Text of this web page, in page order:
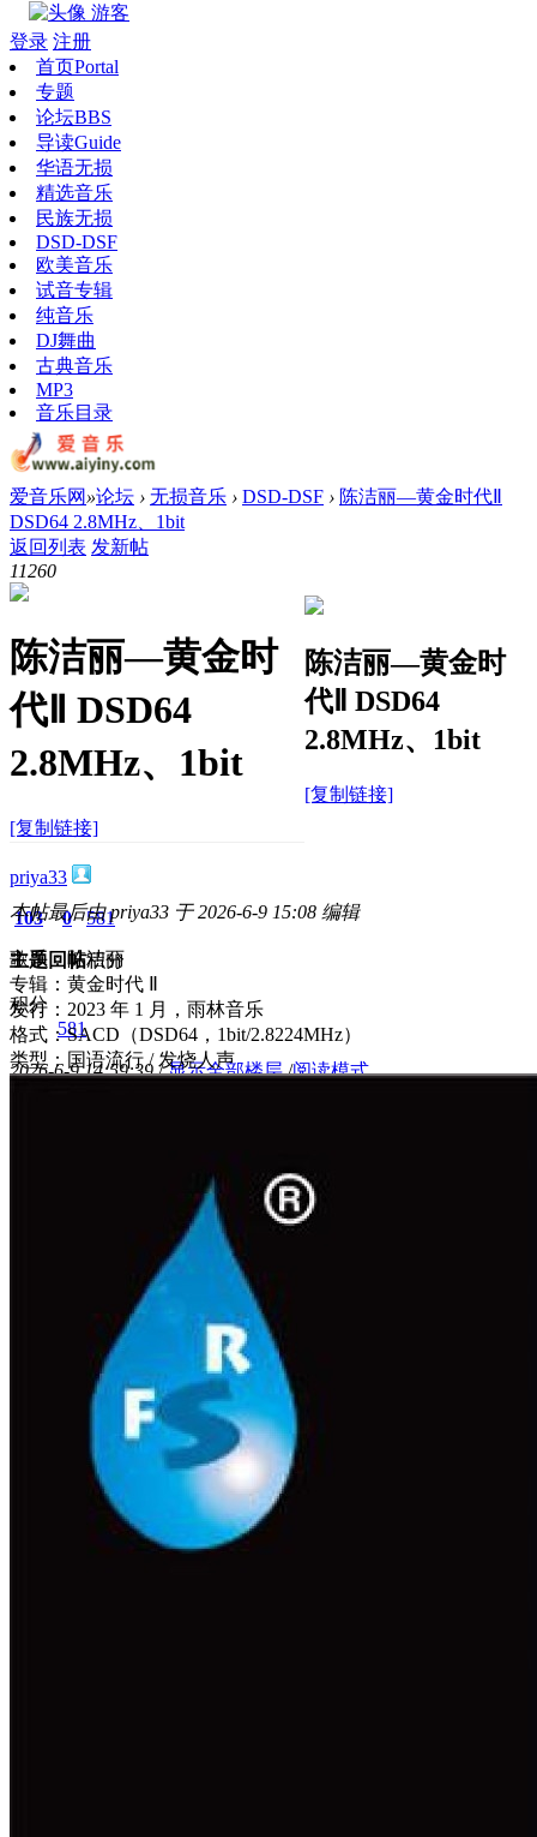
游客
登录 注册
首页Portal
专题
论坛BBS
导读Guide
华语无损
精选音乐
民族无损
DSD-DSF
欧美音乐
试音专辑
纯音乐
DJ舞曲
古典音乐
MP3
音乐目录
爱音乐网 »论坛 › 无损音乐 › DSD-DSF › 陈洁丽—黄金时代Ⅱ
DSD64 2.8MHz、1bit
返回列表 发新帖
11260
陈洁丽—黄金时
代Ⅱ DSD64
2.8MHz、1bit
[复制链接]
陈洁丽—黄金时
代Ⅱ DSD64
2.8MHz、1bit
[复制链接]
priya33
103
主题
0
回帖
581
积分
积分
581
2026-6-9 14:59:39 / 显示全部楼层 /阅读模式
本帖最后由 priya33 于 2026-6-9 15:08 编辑
歌手：陈洁丽
专辑：黄金时代 Ⅱ
发行：2023 年 1 月，雨林音乐
格式：SACD（DSD64，1bit/2.8224MHz）
类型：国语流行 / 发烧人声